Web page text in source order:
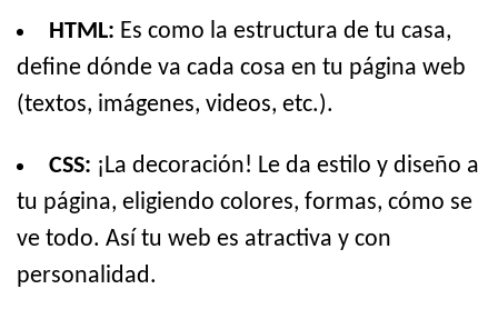
HTML: Es como la estructura de tu casa,
define dónde va cada cosa en tu página web
(textos, imágenes, videos, etc.).
CSS: ¡La decoración! Le da estilo y diseño a
tu página, eligiendo colores, formas, cómo se
ve todo. Así tu web es atractiva y con
personalidad.